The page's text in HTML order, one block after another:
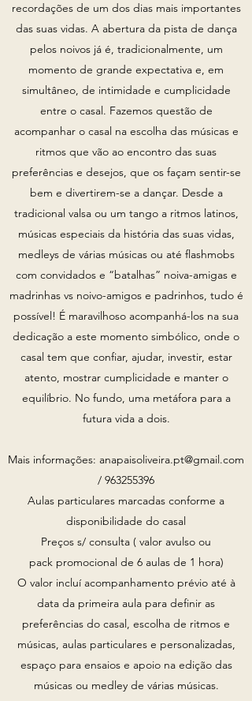
recordações de um dos dias mais importantes
das suas vidas. A abertura da pista de dança
pelos noivos já é, tradicionalmente, um
momento de grande expectativa e, em
simultâneo, de intimidade e cumplicidade
entre o casal. Fazemos questão de
acompanhar o casal na escolha das músicas e
ritmos que vão ao encontro das suas
preferências e desejos, que os façam sentir-se
bem e divertirem-se a dançar. Desde a
tradicional valsa ou um tango a ritmos latinos,
músicas especiais da história das suas vidas,
medleys de várias músicas ou até flashmobs
com convidados e “batalhas” noiva-amigas e
madrinhas vs noivo-amigos e padrinhos, tudo é
possível! É maravilhoso acompanhá-los na sua
dedicação a este momento simbólico, onde o
casal tem que confiar, ajudar, investir, estar
atento, mostrar cumplicidade e manter o
equilíbrio. No fundo, uma metáfora para a
futura vida a dois.
Mais informações: anapaisoliveira.pt@gmail.com
/ 963255396
Aulas particulares marcadas conforme a
disponibilidade do casal
Preços s/ consulta ( valor avulso ou
pack promocional de 6 aulas de 1 hora)
O valor incluí acompanhamento prévio até à
data da primeira aula para definir as
preferências do casal, escolha de ritmos e
músicas, aulas particulares e personalizadas,
espaço para ensaios e apoio na edição das
músicas ou medley de várias músicas.